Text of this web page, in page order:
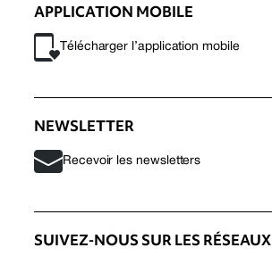
APPLICATION MOBILE
Télécharger l’application mobile
NEWSLETTER
Recevoir les newsletters
SUIVEZ-NOUS SUR LES RÉSEAUX